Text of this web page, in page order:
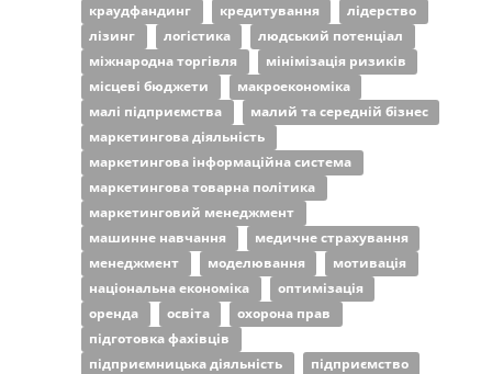
краудфандинг
кредитування
лідерство
лізинг
логістика
людський потенціал
міжнародна торгівля
мінімізація ризиків
місцеві бюджети
макроекономіка
малі підприємства
малий та середній бізнес
маркетингова діяльність
маркетингова інформаційна система
маркетингова товарна політика
маркетинговий менеджмент
машинне навчання
медичне страхування
менеджмент
моделювання
мотивація
національна економіка
оптимізація
оренда
освіта
охорона прав
підготовка фахівців
підприємницька діяльність
підприємство